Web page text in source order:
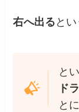
右へ出る と
と
ド
と